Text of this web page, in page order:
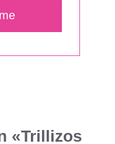
«Trillizos